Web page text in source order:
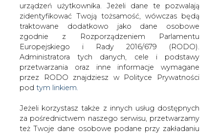
WŁĄCZ CIRE.TV
urządzeń użytkownika. Jeżeli dane te pozwalają
zidentyfikować Twoją tożsamość, wówczas będą
traktowane dodatkowo jako dane osobowe
zgodnie z Rozporządzeniem Parlamentu
Europejskiego i Rady 2016/679 (RODO).
Administratora tych danych, cele i podstawy
przetwarzania oraz inne informacje wymagane
przez RODO znajdziesz w Polityce Prywatności
pod tym linkiem.
Jeżeli korzystasz także z innych usług dostępnych
za pośrednictwem naszego serwisu, przetwarzamy
też Twoje dane osobowe podane przy zakładaniu